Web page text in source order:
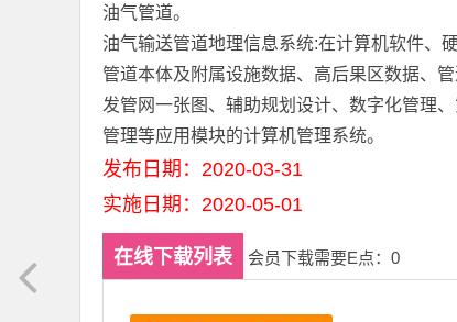
油气管道。
油气输送管道地理信息系统:在计算机软件、
管道本体及附属设施数据、高后果区数据、
发管网一张图、辅助规划设计、数字化管理
管理等应用模块的计算机管理系统。
发布日期：2020-03-31
实施日期：2020-05-01
在线下载列表 会员下载需要E点：0